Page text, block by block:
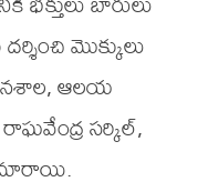
మొక్కులు
ఆలయ
సర్కిల్,
మారాయి.